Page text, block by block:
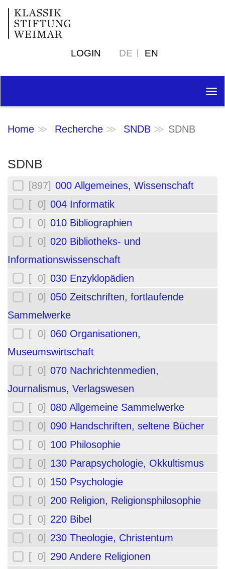
LOGIN DE EN
Home Recherche SNDB SDNB
SDNB
[897] 000 Allgemeines, Wissenschaft
[ 0] 004 Informatik
[ 0] 010 Bibliographien
[ 0] 020 Bibliotheks- und
Informationswissenschaft
[ 0] 030 Enzyklopädien
[ 0] 050 Zeitschriften, fortlaufende
Sammelwerke
[ 0] 060 Organisationen,
Museumswirtschaft
[ 0] 070 Nachrichtenmedien,
Journalismus, Verlagswesen
[ 0] 080 Allgemeine Sammelwerke
[ 0] 090 Handschriften, seltene Bücher
[ 0] 100 Philosophie
[ 0] 130 Parapsychologie, Okkultismus
[ 0] 150 Psychologie
[ 0] 200 Religion, Religionsphilosophie
[ 0] 220 Bibel
[ 0] 230 Theologie, Christentum
[ 0] 290 Andere Religionen